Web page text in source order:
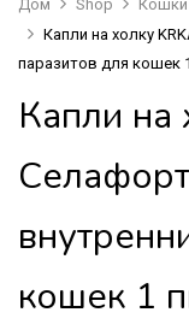
Дом Shop Кошки
Капли на холку
паразитов для кошек
Капли на
кошек 1